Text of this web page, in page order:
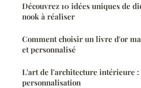
Découvrez 10 idées uniques de
nook à réaliser
Comment choisir un livre d'or
et personnalisé
L'art de l'architecture intérieure :
personnalisation